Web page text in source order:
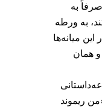
به
به ورطه
این میانه‌ها
همان
ریموند